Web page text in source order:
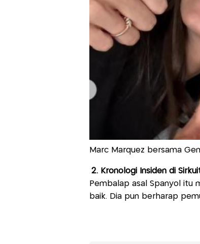
Marc Marquez bersama
2. Kronologi Insiden di
Pembalap asal Spanyol itu
baik. Dia pun berharap